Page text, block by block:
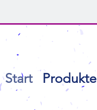
Start Produkte